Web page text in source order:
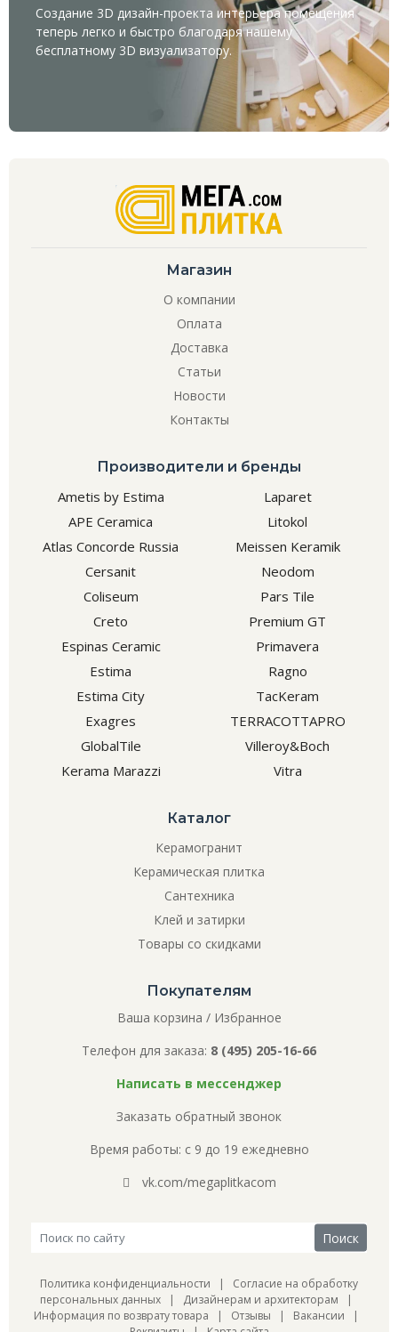
Создание 3D дизайн-проекта интерьера помещения
теперь легко и быстро благодаря нашему
бесплатному 3D визуализатору.
Магазин
О компании
Оплата
Доставка
Статьи
Новости
Контакты
Производители и бренды
Ametis by Estima
APE Ceramica
Atlas Concorde Russia
Cersanit
Coliseum
Creto
Espinas Ceramic
Estima
Estima City
Exagres
GlobalTile
Kerama Marazzi
Laparet
Litokol
Meissen Keramik
Neodom
Pars Tile
Premium GT
Primavera
Ragno
TacKeram
TERRACOTTAPRO
Villeroy&Boch
Vitra
Каталог
Керамогранит
Керамическая плитка
Сантехника
Клей и затирки
Товары со скидками
Покупателям
Ваша корзина / Избранное
Телефон для заказа: 8 (495) 205-16-66
Написать в мессенджер
Заказать обратный звонок
Время работы: с 9 до 19 ежедневно
vk.com/megaplitkacom
Политика конфиденциальности | Согласие на обработку
персональных данных | Дизайнерам и архитекторам |
Информация по возврату товара | Отзывы | Вакансии |